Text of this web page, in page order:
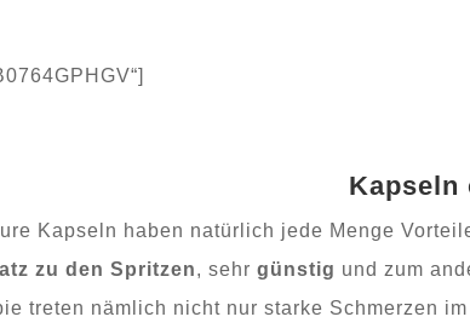
Kapseln
Kapseln haben natürlich jede Menge
zu den Spritzen, sehr günstig und zum
treten nämlich nicht nur starke Schmerzen